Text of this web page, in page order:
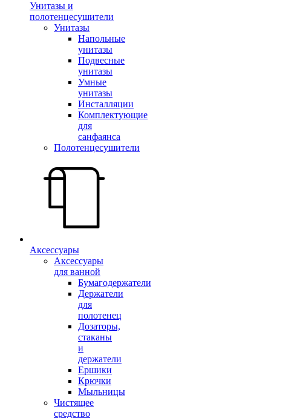
Унитазы и
полотенцесушители
Унитазы
Напольные
унитазы
Подвесные
унитазы
Умные
унитазы
Инсталляции
Комплектующие
для
санфаянса
Полотенцесушители
Аксессуары
Аксессуары
для ванной
Бумагодержатели
Держатели
для
полотенец
Дозаторы,
стаканы
и
держатели
Ершики
Крючки
Мыльницы
Чистящее
средство